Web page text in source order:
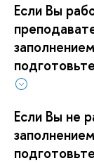
Если Вы
Если Вы не